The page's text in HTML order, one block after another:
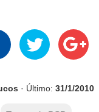
· Último: 31/1/2010